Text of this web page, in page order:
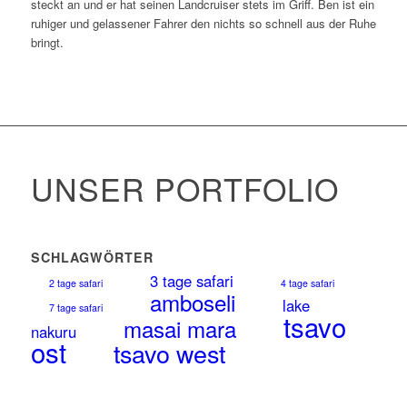
steckt an und er hat seinen Landcruiser stets im Griff. Ben ist ein
ruhiger und gelassener Fahrer den nichts so schnell aus der Ruhe
bringt.
UNSER PORTFOLIO
SCHLAGWÖRTER
2 tage safari 3 tage safari
4 tage safari
7 tage safari
amboseli
lake
nakuru
masai mara tsavo
ost tsavo west